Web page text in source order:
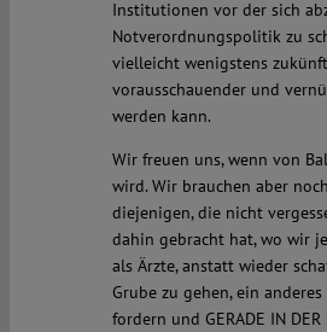
Institutionen vor der sich
Notverordnungspolitik zu
vielleicht wenigstens
vorausschauender und
werden kann.
Wir freuen uns, wenn von
wird. Wir brauchen aber
diejenigen, die nicht
dahin gebracht hat, wo wir
als Ärzte, anstatt wieder
Grube zu gehen, ein
fordern und GERADE IN